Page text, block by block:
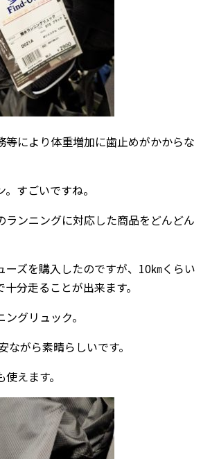
等により体重増加に歯止めがかからな
すごいですね。
ランニングに対応した商品をどんどん
ーズを購入したのですが、10㎞くらい
分走ることが出来ます。
グリュック。
ながら素晴らしいです。
えます。